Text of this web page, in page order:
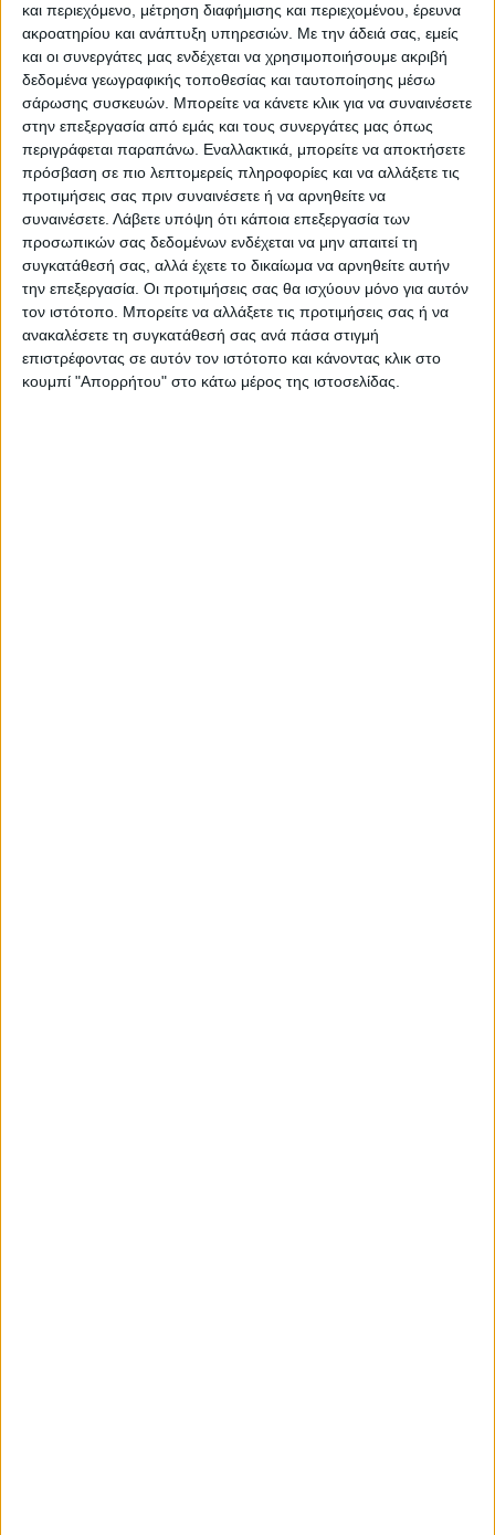
και περιεχόμενο, μέτρηση διαφήμισης και περιεχομένου, έρευνα
ακροατηρίου και ανάπτυξη υπηρεσιών. Με την άδειά σας, εμείς
και οι συνεργάτες μας ενδέχεται να χρησιμοποιήσουμε ακριβή
δεδομένα γεωγραφικής τοποθεσίας και ταυτοποίησης μέσω
σάρωσης συσκευών. Μπορείτε να κάνετε κλικ για να συναινέσετε
στην επεξεργασία από εμάς και τους συνεργάτες μας όπως
περιγράφεται παραπάνω. Εναλλακτικά, μπορείτε να αποκτήσετε
πρόσβαση σε πιο λεπτομερείς πληροφορίες και να αλλάξετε τις
προτιμήσεις σας πριν συναινέσετε ή να αρνηθείτε να
συναινέσετε. Λάβετε υπόψη ότι κάποια επεξεργασία των
προσωπικών σας δεδομένων ενδέχεται να μην απαιτεί τη
συγκατάθεσή σας, αλλά έχετε το δικαίωμα να αρνηθείτε αυτήν
την επεξεργασία. Οι προτιμήσεις σας θα ισχύουν μόνο για αυτόν
τον ιστότοπο. Μπορείτε να αλλάξετε τις προτιμήσεις σας ή να
ανακαλέσετε τη συγκατάθεσή σας ανά πάσα στιγμή
επιστρέφοντας σε αυτόν τον ιστότοπο και κάνοντας κλικ στο
κουμπί "Απορρήτου" στο κάτω μέρος της ιστοσελίδας.
Οι συνδρομητές COSMOTE θα
απολαμβάνουν υψηλές ταχύτητες mobile
Internet, σε όποια περιοχή τηςΕλλάδας και
αν βρίσκονται και φέτος τα Χριστούγεννα,
έχοντας στη διάθεσή τους το μεγαλύτερο
δίκτυο4G στη χώρα με πληθυσμιακή κάλυψη
98%. Το δίκτυο της COSMOTE έλαβε για 6η
συνεχόμενη χρονιά,την πιστοποίηση «Best
in Test» για τις υπηρεσίες δεδομένων και
φωνής, από τη διεθνώς
αναγνωρισμένηεταιρεία μετρήσεων και
ελέγχου δικτύων Umlaut (πρώην P3
Communications).